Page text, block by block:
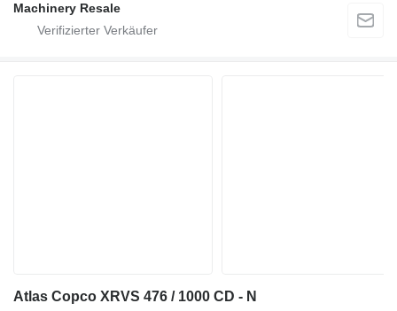
Machinery Resale
Atlas Copco XRVS 476 / 1000 CD - N